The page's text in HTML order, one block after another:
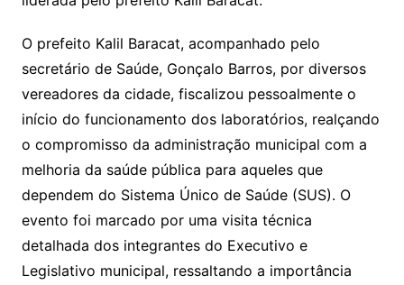
O prefeito Kalil Baracat, acompanhado pelo
secretário de Saúde, Gonçalo Barros, por diversos
vereadores da cidade, fiscalizou pessoalmente o
início do funcionamento dos laboratórios, realçando
o compromisso da administração municipal com a
melhoria da saúde pública para aqueles que
dependem do Sistema Único de Saúde (SUS). O
evento foi marcado por uma visita técnica
detalhada dos integrantes do Executivo e
Legislativo municipal, ressaltando a importância